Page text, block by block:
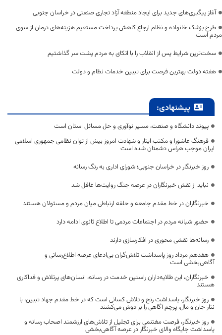
آغاز پیگیری‌های جدید برای ایجاد منطقه آزاد تجاری صنعتی در خراسان جنوبی
طرح پزشک خانواده و نظام ارجاع کاهش پرداخت مستقیم هزینه‌های درمان از سوی
مردم است
سخت‌ترین شرایط پس از انقلاب را با اتکای به مردم پشت سر گذاشتیم
هفته دولت بهترین فرصت برای تبیین خدمات نظام و دولت
پیشنهادی:
پیوند دانشگاه و صنعت، مسیر نوآوری و حل مسائل استان است
فرهنگ عاشورا و مکتب ایثار و شهادت امروز بیش از توان نظامی جمهوری اسلامی
ایران موجب هراس دشمنان شده است
روز خبرنگار در خراسان جنوبی؛ شورای اداری به رنگ رسانه
نباید از نقش خبرنگاران در عرصه جنگ روایت‌ها غافل شد
خبرنگاران در خط مقدم جامعه و حلقه ارتباطی میان مردم و مسئولان هستند
حضور شبانه مردم در اجتماعات مردمی تا اطلاع ثانوی ادامه دارد
رسانه‌ها نقشی محوری در افکارسازی دارند
هفدهم مرداد روز پاسداشت تلاش‌گران بی‌ادعای عرصه اطلاع‌رسانی و
آگاهی‌بخشی است
خبرنگاران، این طلایه‌داران راستین خدمت در رسانه، انسان‌های پرتلاش و فداکاری
هستند
روز خبرنگار، پاسداشت رنج و تلاش کسانی است که در خط مقدم جهاد تبیین، با
نثار جان و مال، پرچم آگاهی را بر دوش می‌کشند
روز خبرنگار، فرصت مغتنمی برای تجلیل از تلاش‌های ارزشمند اصحاب رسانه و
پاسداشت جایگاه والای خبرنگار در عرصه آگاهی‌بخشی